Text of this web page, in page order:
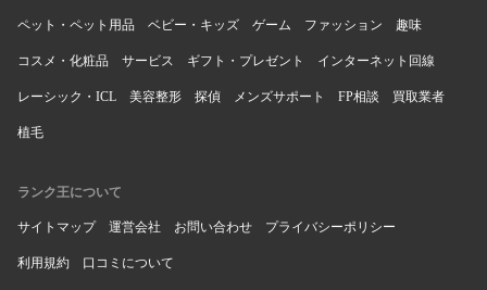
ペット・ペット用品 ベビー・キッズ ゲーム ファッション 趣味
コスメ・化粧品 サービス ギフト・プレゼント インターネット回線
レーシック・ICL 美容整形 探偵 メンズサポート FP相談 買取業者
植毛
ランク王について
サイトマップ 運営会社 お問い合わせ プライバシーポリシー
利用規約 口コミについて